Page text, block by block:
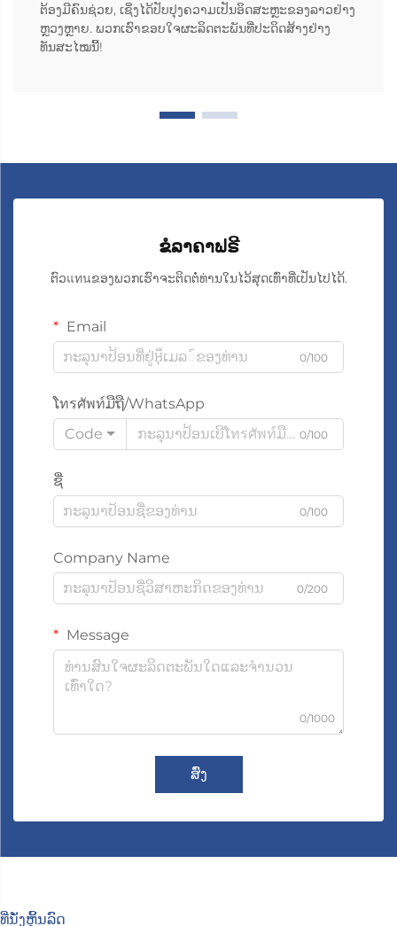
ຕ້ອງມີຄົນຊ່ວຍ, ເຊິ່ງໄດ້ປັບປຸງຄວາມເປັນອິດສະຫຼະຂອງລາວຢ່າງ
ຫຼວງຫຼາຍ. ພວກເຮົາຂອບໃຈຜະລິດຕະພັນທີ່ປະດິດສ້າງຢ່າງ
ທັນສະໄໝນີ້!
ຂໍລາຄາຟຣີ
ຕົວแทนຂອງພວກເຮົາຈະຕິດຕໍ່ທ່ານໃນໄວ້ສຸດເທົ່າທີ່ເປັນໄປໄດ້.
Email
0/100
ໂทรศัพท์ມືຖື/WhatsApp
Code
0/100
ຊື່
0/100
Company Name
0/200
Message
0/1000
ສົ່ງ
ທີ່ນັ່ງຫຼິ້ນລົດ